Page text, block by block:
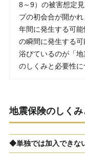
8～9）の被害想定
プの初会合が開か
年間に発生する可
の瞬間に発生する
浴びているのが「
のしくみと必要性に
地震保険のしく
◆単独では加入できな